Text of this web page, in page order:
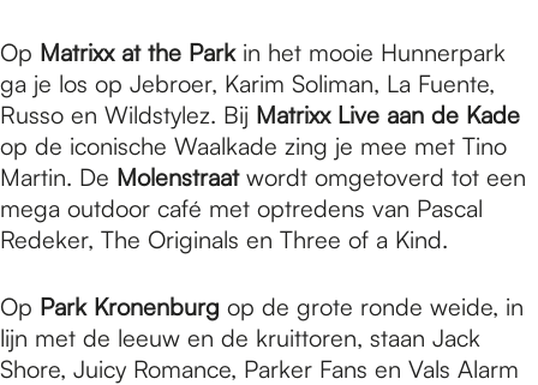
Op Matrixx at the Parkin het mooie Hunnerpark
ga je los op Jebroer, Karim Soliman, La Fuente,
Russo en Wildstylez. Bij Matrixx Live aan de Kade
op de iconische Waalkade zing je mee met Tino
Martin. De Molenstraatwordt omgetoverd tot een
mega outdoor café met optredens van Pascal
Redeker, The Originals en Three of a Kind.
Op Park Kronenburg op de grote ronde weide, in
lijn met de leeuw en de kruittoren, staan Jack
Shore, Juicy Romance, Parker Fans en Vals Alarm